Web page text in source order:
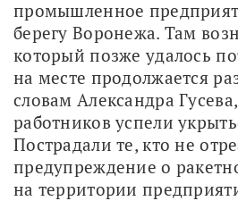
промышленное
берегу Воронежа. Там
который позже удалось
на месте продолжается
словам Александра
работников успели
Пострадали те, кто не
предупреждение о
на территории